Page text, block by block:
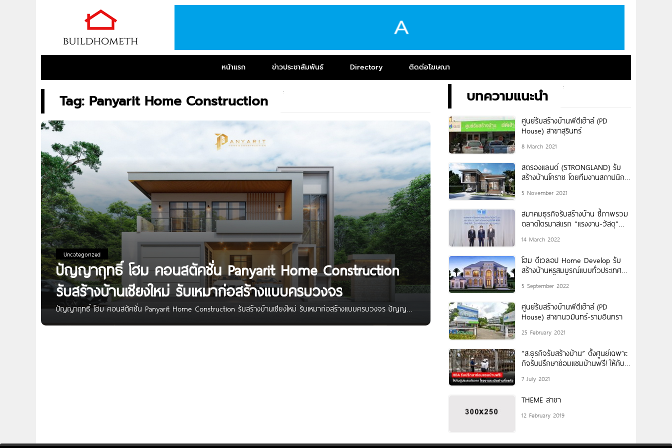
หน้าแรก ข่าวประชาสัมพันธ์ Directory ติดต่อโฆษณา
Tag: Panyarit Home Construction
Uncategorized
ปัญญาฤทธิ์ โฮม คอนสตัคชั่น Panyarit Home Construction
รับสร้างบ้านเชียงใหม่ รับเหมาก่อสร้างแบบครบวงจร
ปัญญาฤทธิ์ โฮม คอนสตัคชั่น Panyarit Home Construction รับสร้างบ้านเชียงใหม่ รับเหมาก่อสร้างแบบครบวงจร ปัญญา
บทความแนะนำ
ศูนย์รับสร้างบ้านพีดีเฮ้าส์ (PD
House) สาขาสุรินทร์
8 March 2021
สตรองแลนด์ (STRONGLAND) รับ
สร้างบ้านโคราช โดยทีมงานสถาปนิก
5 November 2021
สมาคมธุรกิจรับสร้างบ้าน ชี้ภาพรวม
ตลาดไตรมาสแรก “แรงงาน-วัสดุ”
บ้านต้นทุนเดิม
14 March 2022
โฮม ดีเวลอป Home Develop รับ
สร้างบ้านหรูสมบูรณ์แบบทั่วประเทศ
5 September 2022
ศูนย์รับสร้างบ้านพีดีเฮ้าส์ (PD
House) สาขานวมินทร์-รามอินทรา
25 February 2021
“ส.ธุรกิจรับสร้างบ้าน” ตั้งศูนย์เฉพาะ
กิจรับปรึกษาซ่อมแซมบ้านฟรี! ให้กับผู้
7 July 2021
THEME สาขา
12 February 2019